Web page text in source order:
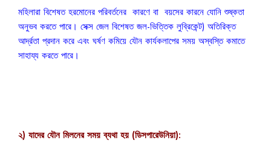
মহিলারা বিশেষত হরমোনের পরিবর্তনের কারণে বা বয়সের কারনে যোনি শুষ্কতা
অনুভব করতে পারে। সেক্স জেল বিশেষত জল-ভিত্তিক লুব্রিকেন্ট) অতিরিক্ত
আর্দ্রতা প্রদান করে এবং ঘর্ষণ কমিয়ে যৌন কার্যকলাপের সময় অস্বস্তি কমাতে
সাহায্য করতে পারে।
২) যাদের যৌন মিলনের সময় ব্যথা হয় (ডিসপারেউনিয়া):